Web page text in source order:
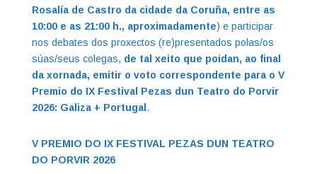
Rosalía de Castro da cidade da Coruña, entre as
10:00 e as 21:00 h., aproximadamente) e participar
nos debates dos proxectos (re)presentados polas/os
súas/seus colegas, de tal xeito que poidan, ao final
da xornada, emitir o voto correspondente para o V
Premio do IX Festival Pezas dun Teatro do Porvir
2026: Galiza + Portugal .
V PREMIO DO IX FESTIVAL PEZAS DUN TEATRO
DO PORVIR 2026